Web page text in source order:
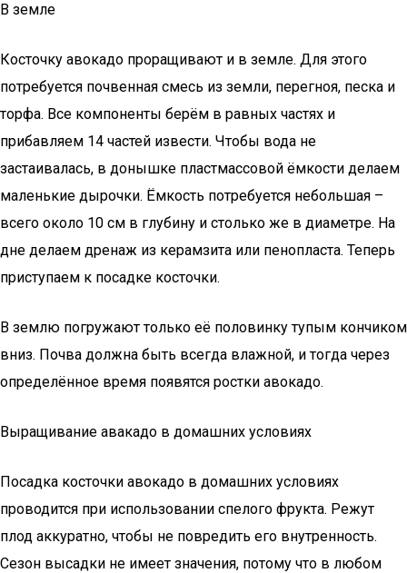
В земле
Косточку авокадо проращивают и в земле. Для этого
потребуется почвенная смесь из земли, перегноя, песка и
торфа. Все компоненты берём в равных частях и
прибавляем 14 частей извести. Чтобы вода не
застаивалась, в донышке пластмассовой ёмкости делаем
маленькие дырочки. Ёмкость потребуется небольшая –
всего около 10 см в глубину и столько же в диаметре. На
дне делаем дренаж из керамзита или пенопласта. Теперь
приступаем к посадке косточки.
В землю погружают только её половинку тупым кончиком
вниз. Почва должна быть всегда влажной, и тогда через
определённое время появятся ростки авокадо.
Выращивание авакадо в домашних условиях
Посадка косточки авокадо в домашних условиях
проводится при использовании спелого фрукта. Режут
плод аккуратно, чтобы не повредить его внутренность.
Сезон высадки не имеет значения, потому что в любом